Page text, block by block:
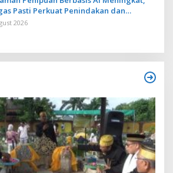
Pasti Perkuat Penindakan dan
Aplikasi Anti Penipuan
2026